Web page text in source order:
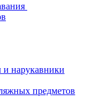
нарукавники
предметов